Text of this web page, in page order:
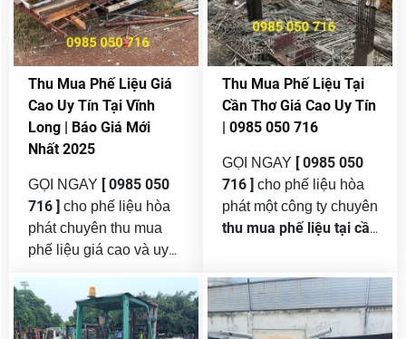
Thu Mua Phế Liệu Giá
Cao Uy Tín Tại Vĩnh
Long | Báo Giá Mới
Nhất 2025
GỌI NGAY [ 0985 050
716 ] cho phế liệu hòa
phát chuyên thu mua
phế liệu giá cao và uy
Long là một trong
những tỉnh thành trọng
Thu Mua Phế Liệu Tại
Cần Thơ Giá Cao Uy Tín
| 0985 050 716
GỌI NGAY [ 0985 050
716 ] cho phế liệu hòa
phát một công ty chuyên
thu mua phế liệu tại cần
nhu cầu tái chế và bảo
vệ môi trường ngày